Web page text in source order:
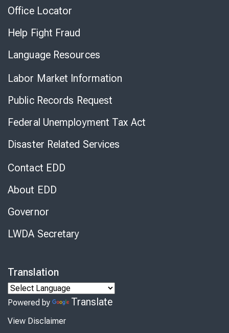
Office Locator
Help Fight Fraud
Language Resources
Labor Market Information
Public Records Request
Federal Unemployment Tax Act
Disaster Related Services
Contact EDD
About EDD
Governor
LWDA Secretary
Translation
Powered by Translate
View Disclaimer